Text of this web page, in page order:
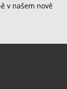
v našem nově